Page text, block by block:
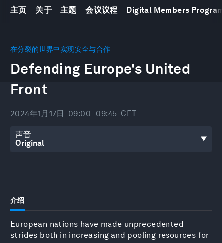
主页 关于 主题 会议议程 Digital Members
在分裂的世界中实现安全与合作
Defending Europe's United
Front
2024年1月17日 09:00–09:45 CET
声音
介绍
European nations have made unprecedented
strides both in increasing and pooling resources for
seconds
47
minutes,
seconds